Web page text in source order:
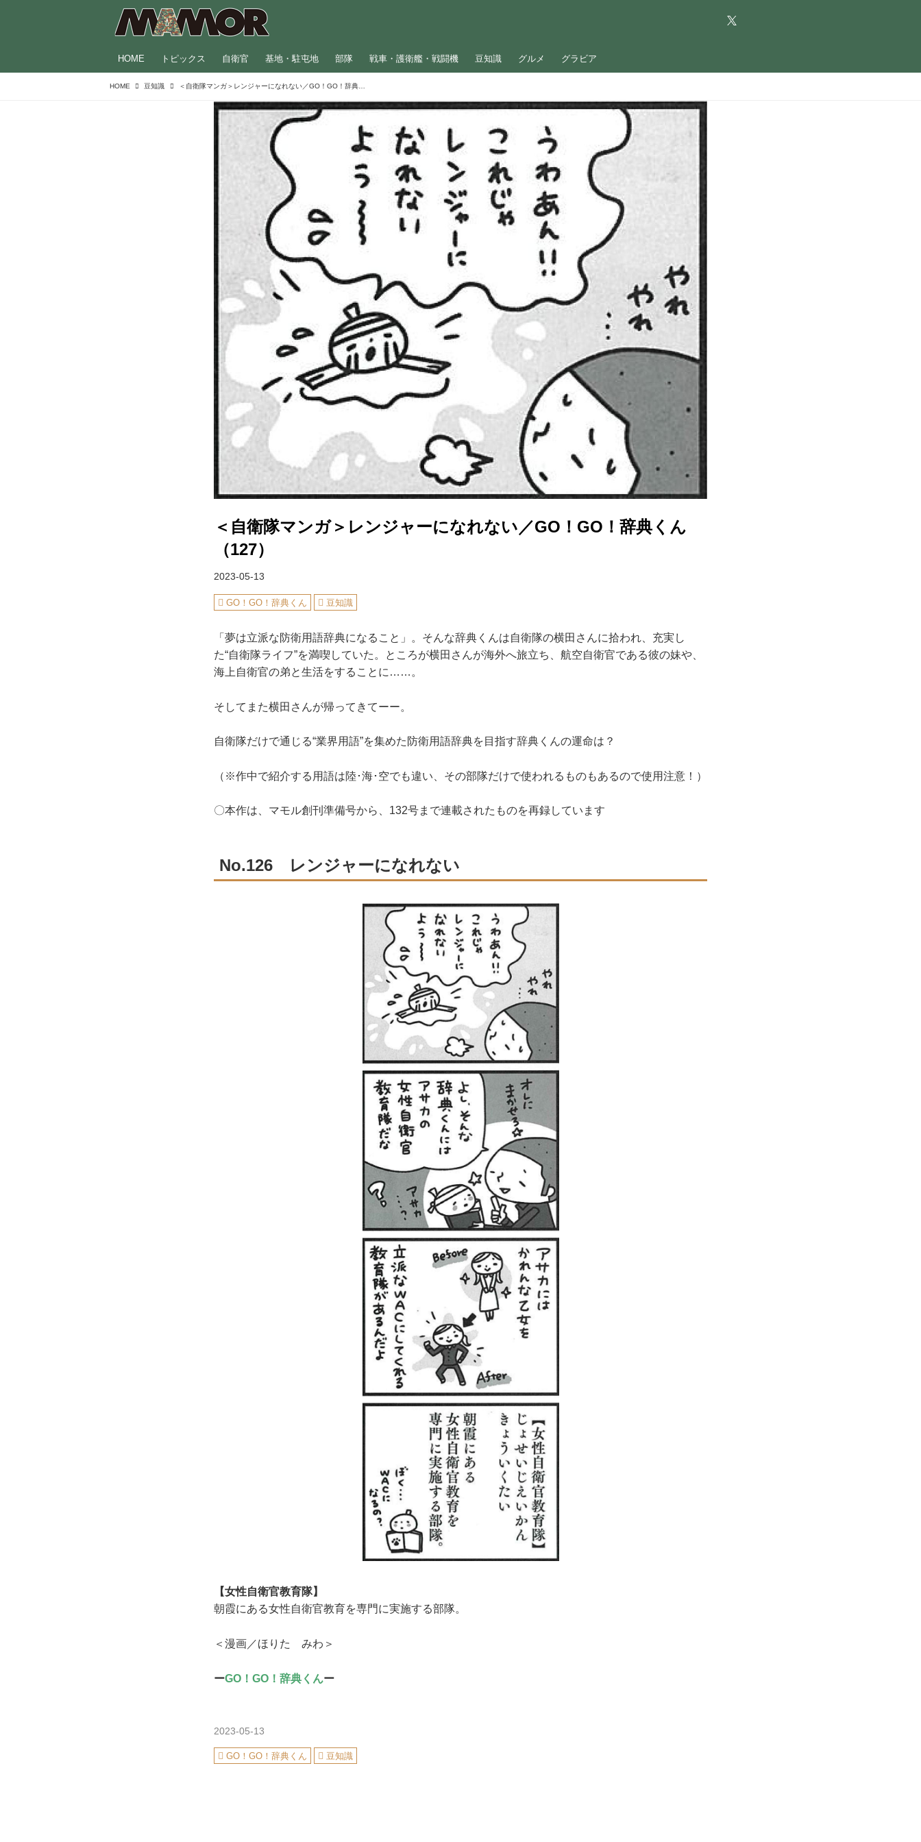
HOME トピックス 自衛官 基地・駐屯地 部隊 戦車・護衛艦・戦闘機 豆知識 グルメ グラビア
HOME 豆知識 ＜自衛隊マンガ＞レンジャーになれない／GO！GO！辞典くん（127）
＜自衛隊マンガ＞レンジャーになれない／GO！GO！辞典くん
（127）
2023-05-13
GO！GO！辞典くん 豆知識
「夢は立派な防衛用語辞典になること」。そんな辞典くんは自衛隊の横田さんに拾われ、充実し
た“自衛隊ライフ”を満喫していた。ところが横田さんが海外へ旅立ち、航空自衛官である彼の妹や、
海上自衛官の弟と生活をすることに……。
そしてまた横田さんが帰ってきてーー。
自衛隊だけで通じる“業界用語”を集めた防衛用語辞典を目指す辞典くんの運命は？
（※作中で紹介する用語は陸･海･空でも違い、その部隊だけで使われるものもあるので使用注意！）
〇本作は、マモル創刊準備号から、132号まで連載されたものを再録しています
No.126 レンジャーになれない
【女性自衛官教育隊】
朝霞にある女性自衛官教育を専門に実施する部隊。
＜漫画／ほりた みわ＞
ーGO！GO！辞典くんー
2023-05-13
GO！GO！辞典くん 豆知識